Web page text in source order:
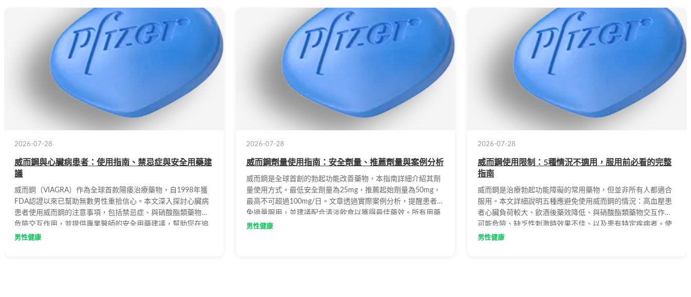
2026-07-28
威而鋼與心臟病患者：使用指南、禁忌症與安全用藥建
議
威而鋼（VIAGRA）作為全球首款陽痿治療藥物，自1998年獲
FDA認證以來已幫助無數男性重拾信心。本文深入探討心臟病
患者使用威而鋼的注意事項，包括禁忌症、與硝酸酯類藥物的
危險交互作用，並提供專業醫師的安全用藥建議，幫助您在追
求性生活品質的同時，確保自身健康與安全。
男性健康
2026-07-28
威而鋼劑量使用指南：安全劑量、推薦劑量與案例分析
威而鋼是全球首創的勃起功能改善藥物，本指南詳細介紹其劑
量使用方式。最低安全劑量為25mg，推薦起始劑量為50mg，
最高不可超過100mg/日。文章透過實際案例分析，提醒患者避
免過量服用，並建議配合清淡飲食以獲得最佳藥效。所有用藥
務必在醫師指導下進行。
男性健康
2026-07-28
威而鋼使用限制：5種情況不適用，服用前必看的完整
指南
威而鋼是治療勃起功能障礙的常用藥物，但並非所有人都適合
服用。本文詳細說明五種應避免使用威而鋼的情況：高血壓患
者心臟負荷較大、飲酒後藥效降低、與硝酸酯類藥物交互作用
可能危險、缺乏性刺激時效果不佳、以及患有特定疾病者。使
用前務必諮詢專業醫師，守護自身健康。
男性健康